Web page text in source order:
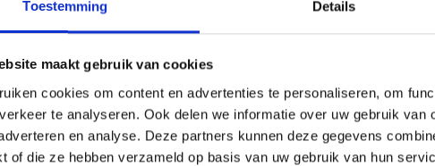
Toestemming Details
maakt gebruik van cookies
cookies om content en advertenties te personaliseren, om
te analyseren. Ook delen we informatie over uw gebruik
en analyse. Deze partners kunnen deze gegevens
of die ze hebben verzameld op basis van uw gebruik van hun
om de luchtkwaliteit in je pand op peil te houden. Door de Europese
is. Hoewel de meeste horecakeukens wel beschikken over
zijn echter van cruciaal belang, omdat ze zorgen voor een effectieve
eens voor een voordelige prijs. Laten we de voordelen van onze buizen en